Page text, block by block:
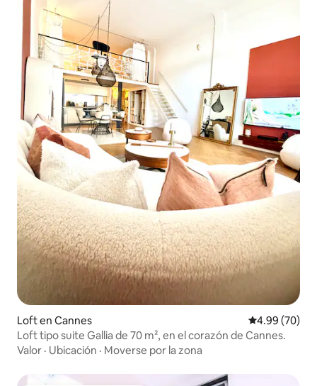
Loft en Cannes Calificación
4.99 (70)
Loft tipo suite Gallia de 70 m², en el corazón de Cannes.
Valor · Ubicación · Moverse por la zona